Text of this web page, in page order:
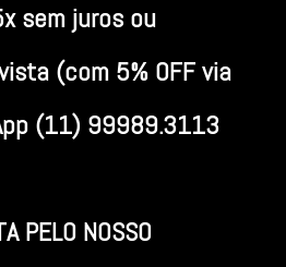
sem juros ou
(com 5% OFF via
(11) 99989.3113
PELO NOSSO